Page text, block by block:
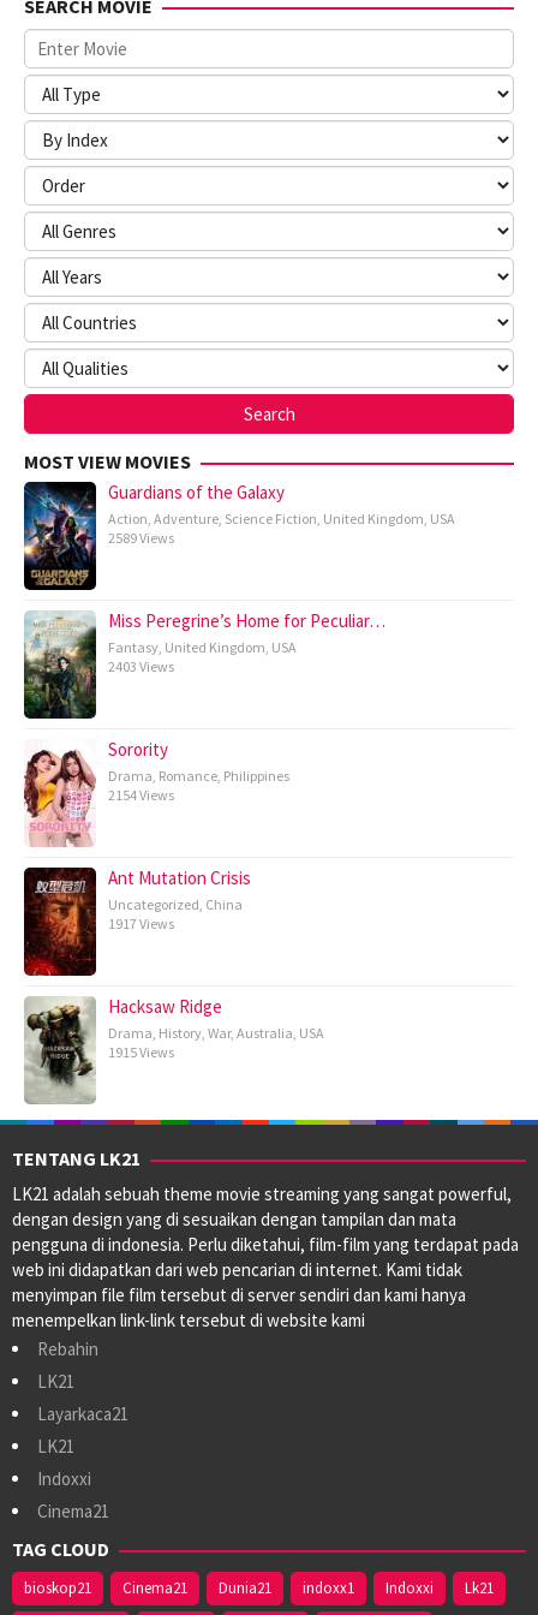
SEARCH MOVIE
MOST VIEW MOVIES
Guardians of the Galaxy
Action, Adventure, Science Fiction, United Kingdom, USA
2589 Views
Miss Peregrine’s Home for Peculiar…
Fantasy, United Kingdom, USA
2403 Views
Sorority
Drama, Romance, Philippines
2154 Views
Ant Mutation Crisis
Uncategorized, China
1917 Views
Hacksaw Ridge
Drama, History, War, Australia, USA
1915 Views
TENTANG LK21
LK21 adalah sebuah theme movie streaming yang sangat powerful,
dengan design yang di sesuaikan dengan tampilan dan mata
pengguna di indonesia. Perlu diketahui, film-film yang terdapat pada
web ini didapatkan dari web pencarian di internet. Kami tidak
menyimpan file film tersebut di server sendiri dan kami hanya
menempelkan link-link tersebut di website kami
Rebahin
LK21
Layarkaca21
LK21
Indoxxi
Cinema21
TAG CLOUD
bioskop21 Cinema21 Dunia21 indoxx1 Indoxxi Lk21